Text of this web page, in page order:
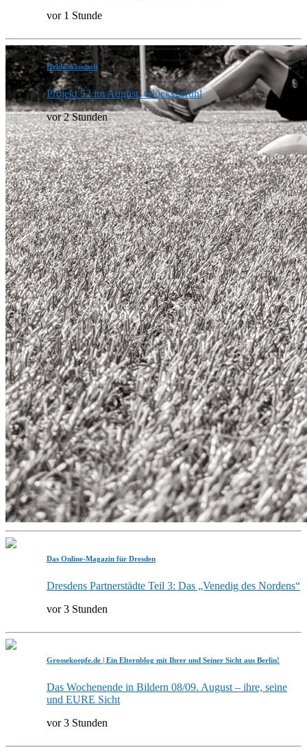
vor 1 Stunde
Heldenhaushalt
Projekt 52 im August: Glücksgefühl
vor 2 Stunden
Das Online-Magazin für Dresden
Dresdens Partnerstädte Teil 3: Das „Venedig des Nordens“
vor 3 Stunden
Grossekoepfe.de | Ein Elternblog mit Ihrer und Seiner Sicht aus Berlin!
Das Wochenende in Bildern 08/09. August – ihre, seine
und EURE Sicht
vor 3 Stunden